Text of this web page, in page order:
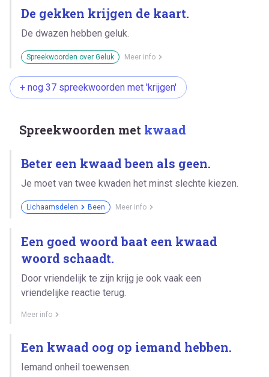
De gekken krijgen de kaart.
De dwazen hebben geluk.
Spreekwoorden over Geluk Meer info
+ nog 37 spreekwoorden met 'krijgen'
Spreekwoorden met kwaad
Beter een kwaad been als geen.
Je moet van twee kwaden het minst slechte kiezen.
Lichaamsdelen Been Meer info
Een goed woord baat een kwaad
woord schaadt.
Door vriendelijk te zijn krijg je ook vaak een
vriendelijke reactie terug.
Meer info
Een kwaad oog op iemand hebben.
Iemand onheil toewensen.